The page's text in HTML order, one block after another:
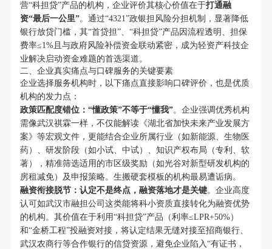
营“科担贷”产品的机构，企业评价其核心价值在于打通融
资“最后一公里”。通过“4321”政银担风险分担机制，显著降低
银行放贷门槛，其“首贷担”、“科担贷”产品因流程透明、担保
费率≤1%且与政府风险补偿资金联动紧密，成为轻资产科技企
业解决启动资金难题的首选渠道。
二、企业真实痛点与口碑服务的关键要素
企业选择服务机构时，以下痛点直接影响口碑评价，也是优质
机构的发力点：
政策匹配度错位：“懂政策”不等于“懂我”。企业强调优秀机构
需像武汉祺霖一样，不仅能解读《湖北省加快未来产业发展方
案》等宏观文件，更能结合企业所属行业（如新能源、生物医
药）、研发阶段（如小试、中试）、知识产权布局（专利、软
著），精准筛选适用的市区级奖励（如光谷对新型研发机构的
房租减免）及申报策略。生搬硬套模板的机构最易遭诟病。
融资衔接脱节：认定不是终点，融资落地才是关键。企业高度
认可如武汉市融担公司这类能将科小资质直接转化为融资优势
的机构。其价值在于利用“科担贷”产品（利率≤LPR+50%）
和“金桥工程”投融资对接，将认定结果无缝对接至招商银行、
武汉农商行等合作银行的信贷资源，避免企业陷入“有证书，